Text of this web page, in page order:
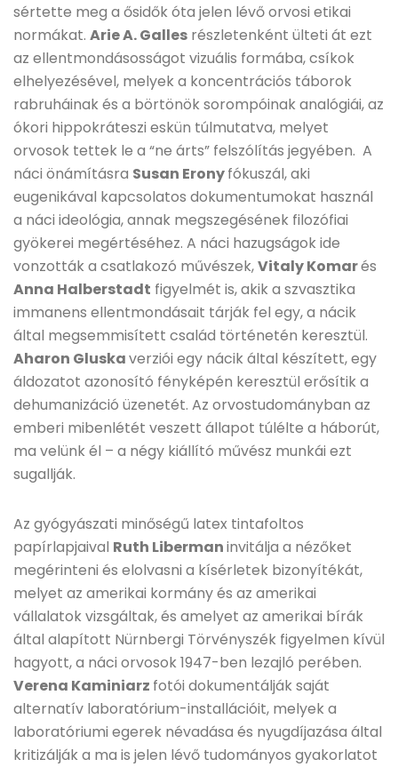
sértette meg a ősidők óta jelen lévő orvosi etikai
normákat. Arie A. Galles részletenként ülteti át ezt
az ellentmondásosságot vizuális formába, csíkok
elhelyezésével, melyek a koncentrációs táborok
rabruháinak és a börtönök sorompóinak analógiái, az
ókori hippokráteszi eskün túlmutatva, melyet
orvosok tettek le a “ne árts” felszólítás jegyében. A
náci önámításra Susan Eronyfókuszál, aki
eugenikával kapcsolatos dokumentumokat használ
a náci ideológia, annak megszegésének filozófiai
gyökerei megértéséhez. A náci hazugságok ide
vonzották a csatlakozó művészek,Vitaly Komarés
Anna Halberstadt figyelmét is, akik a szvasztika
immanens ellentmondásait tárják fel egy, a nácik
által megsemmisített család történetén keresztül.
Aharon Gluskaverziói egy nácik által készített, egy
áldozatot azonosító fényképén keresztül erősítik a
dehumanizáció üzenetét. Az orvostudományban az
emberi mibenlétét veszett állapot túlélte a háborút,
ma velünk él – a négy kiállító művész munkái ezt
sugallják.
Az gyógyászati minőségű latex tintafoltos
papírlapjaival Ruth Libermaninvitálja a nézőket
megérinteni és elolvasni a kísérletek bizonyítékát,
melyet az amerikai kormány és az amerikai
vállalatok vizsgáltak, és amelyet az amerikai bírák
által alapított Nürnbergi Törvényszék figyelmen kívül
hagyott, a náci orvosok 1947-ben lezajló perében.
Verena Kaminiarz fotói dokumentálják saját
alternatív laboratórium-installációit, melyek a
laboratóriumi egerek névadása és nyugdíjazása által
kritizálják a ma is jelen lévő tudományos gyakorlatot